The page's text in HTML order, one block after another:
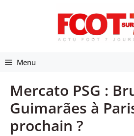
Menu
Mercato PSG :
Guimarães à
prochain ?